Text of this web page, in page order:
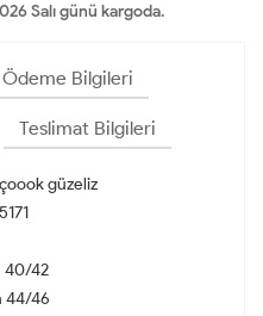
Salı günü kargoda.
Ödeme Bilgileri
Teslimat Bilgileri
güzeliz
40/42
44/46